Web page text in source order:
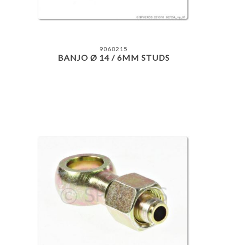
9060215
BANJO Ø 14 / 6MM STUDS